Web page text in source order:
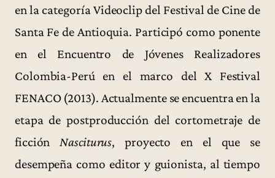
en la categoría Videoclip del Festival de Cine de
Santa Fe de Antioquia. Participó como ponente
en el Encuentro de Jóvenes Realizadores
Colombia-Perú en el marco del X Festival
FENACO (2013). Actualmente se encuentra en la
etapa de postproducción del cortometraje de
ficciónNasciturus, proyecto en el que se
desempeña como editor y guionista, al tiempo